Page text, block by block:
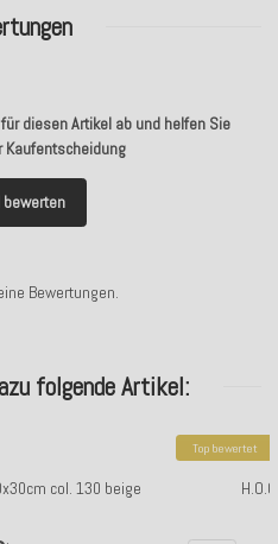
diesen Artikel ab und helfen Sie
Kaufentscheidung
bewerten
Bewertungen.
folgende Artikel:
col. 130 beige
Top bewertet